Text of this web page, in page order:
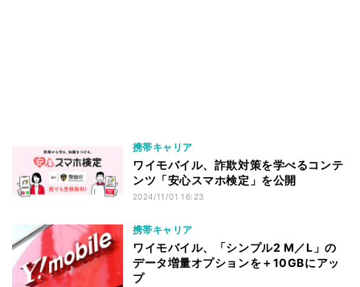
携帯キャリア
ワイモバイル、詐欺対策を学べるコンテ
ンツ「安心スマホ検定」を公開
2024/11/01 16:23
携帯キャリア
ワイモバイル、「シンプル2 M／L」の
データ増量オプションを＋10GBにアッ
プ